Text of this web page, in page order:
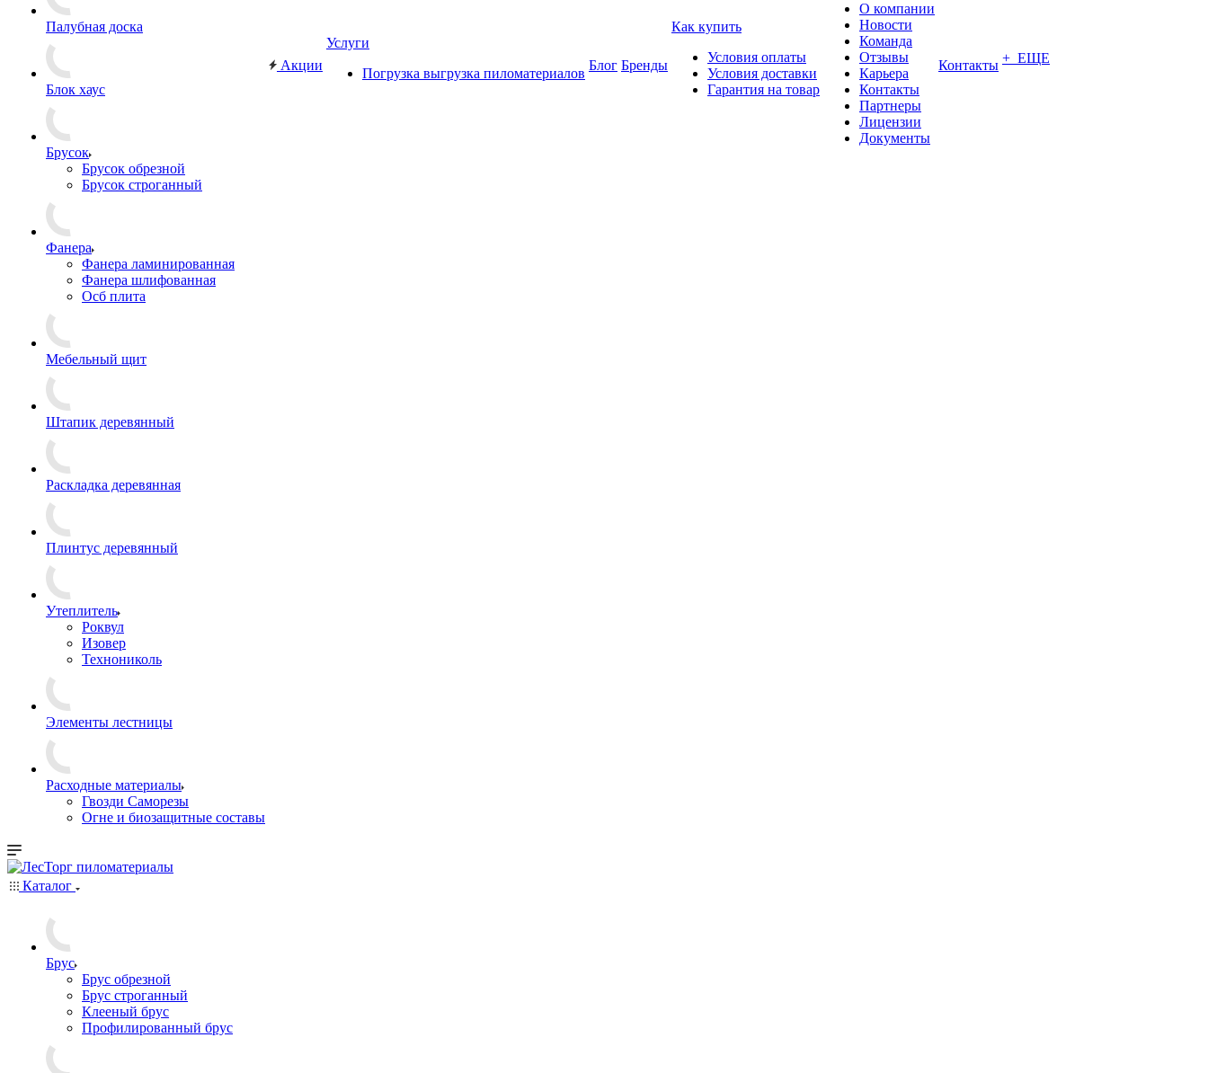
Палубная доска
Блок хаус
Брусок
Брусок обрезной
Брусок строганный
Фанера
Фанера ламинированная
Фанера шлифованная
Осб плита
Мебельный щит
Штапик деревянный
Раскладка деревянная
Плинтус деревянный
Утеплитель
Роквул
Изовер
Технониколь
Элементы лестницы
Расходные материалы
Гвозди Саморезы
Огне и биозащитные составы
Акции
Услуги
Погрузка выгрузка пиломатериалов
Блог Бренды
Как купить
Условия оплаты
Условия доставки
Гарантия на товар
О компании
Новости
Команда
Отзывы
Карьера
Контакты
Партнеры
Лицензии
Документы
Контакты + ЕЩЕ
Каталог
Брус
Брус обрезной
Брус строганный
Клееный брус
Профилированный брус